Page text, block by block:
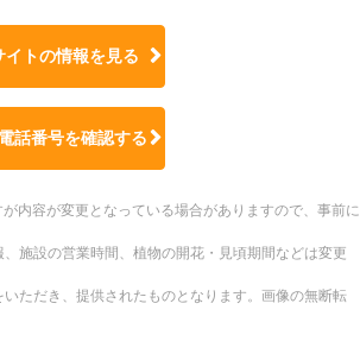
イトの情報を見る
話番号を確認する
内容が変更となっている場合がありますので、事前に
施設の営業時間、植物の開花・見頃期間などは変更
ただき、提供されたものとなります。画像の無断転